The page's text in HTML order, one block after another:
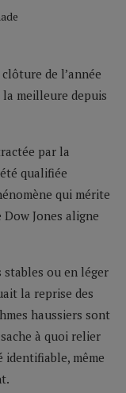
de l’année
la meilleure depuis
par la
qualifiée
qui mérite
Jones aligne
stables ou en léger
la reprise des
haussiers sont
à quoi relier
même